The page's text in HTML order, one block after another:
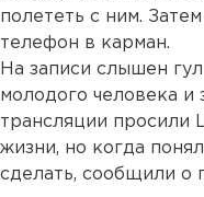
полететь с ним.
телефон в карман.
На записи слышен
молодого человека и
трансляции просили
жизни, но когда
сделать, сообщили о